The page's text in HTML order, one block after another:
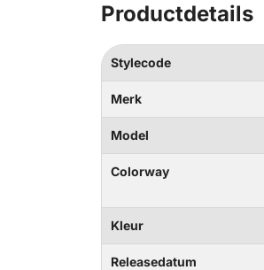
Productdetails
Stylecode
Merk
Model
Colorway
Kleur
Releasedatum